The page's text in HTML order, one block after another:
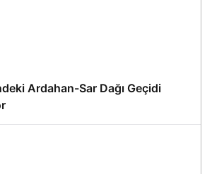
Ardahan-Sar Dağı Geçidi